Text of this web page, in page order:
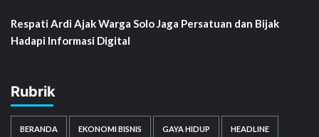
Respati Ardi Ajak Warga Solo Jaga Persatuan dan Bijak
Hadapi Informasi Digital
Rubrik
BERANDA EKONOMI BISNIS GAYA HIDUP HEADLINE